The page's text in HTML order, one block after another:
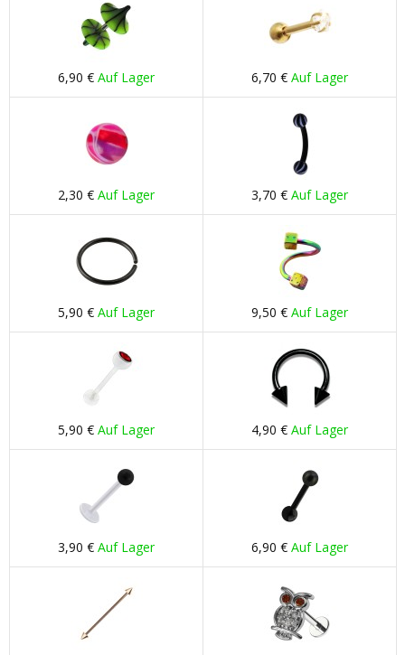
6,90 € Auf Lager 6,70 € Auf Lager
2,30 € Auf Lager 3,70 € Auf Lager
5,90 € Auf Lager 9,50 € Auf Lager
5,90 € Auf Lager 4,90 € Auf Lager
3,90 € Auf Lager 6,90 € Auf Lager